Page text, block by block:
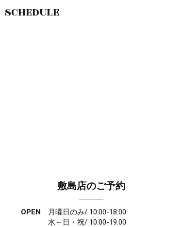
SCHEDULE
敷島店のご予約
OPEN
月曜日のみ/ 10:00-18:00
水～日・祝/ 10:00-19:00